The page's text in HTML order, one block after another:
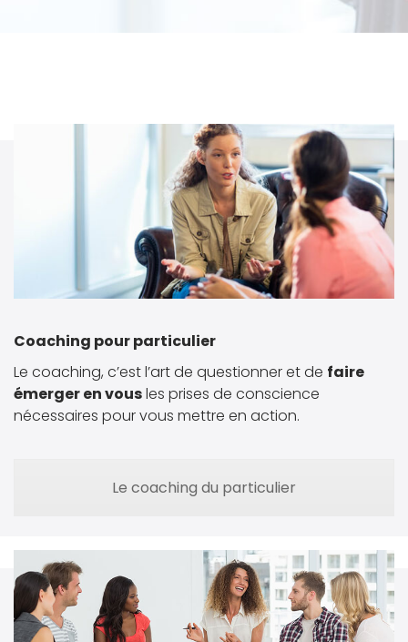
Coaching pour particulier
Le coaching, c’est l’art de questionner et de faire
émerger en vousles prises de conscience
nécessaires pour vous mettre en action.
Le coaching du particulier